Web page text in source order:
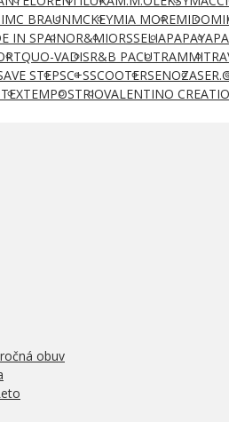
MC BRAUNMCKEYMIA MOREMIDO
IN SPAINOR&MIORSSELIAPAPAYA
QUO-VADISR&B PACUTRAMMIT
STEPSC+SSCOOTERSENOZA
TEMPOSTRIOVALENTINO
obuv